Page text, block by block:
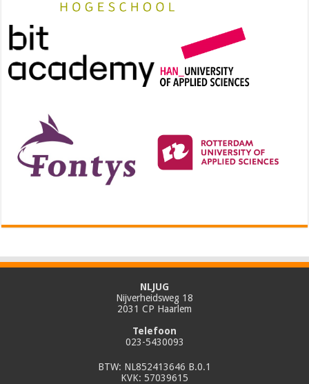
NLJUG
Nijverheidsweg 18
2031 CP Haarlem
Telefoon
023-5430093
BTW: NL852413646 B.0.1
KVK: 57039615